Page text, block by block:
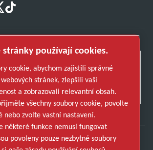
stránky používají cookies.
cookie, abychom zajistili správné
stránek, zlepšili vaši
a zobrazovali relevantní obsah.
všechny soubory cookie, povolte
nebo zvolte vastní nastavení.
některé funkce nemusí fungovat
povoleny pouze nezbytné soubory